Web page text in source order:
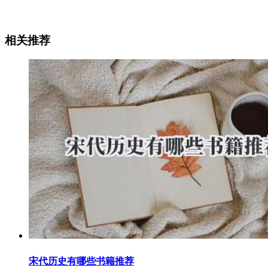
相关推荐
宋代历史有哪些书籍推荐